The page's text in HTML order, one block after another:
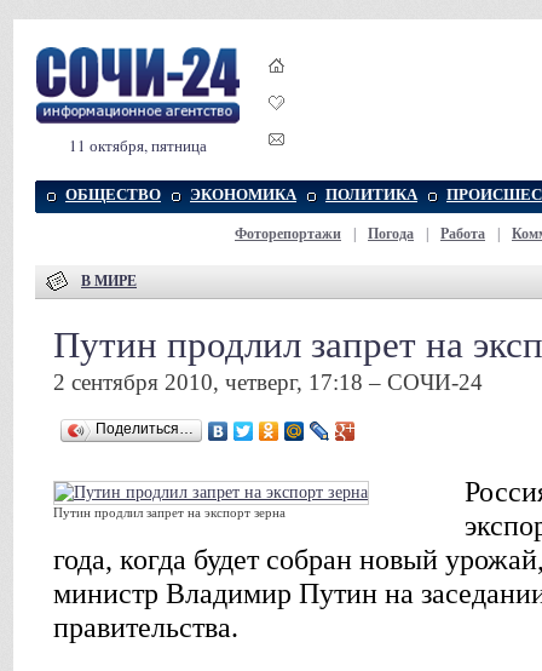
11 октября, пятница
ОБЩЕСТВО ЭКОНОМИКА ПОЛИТИКА
Фоторепортажи Погода Работа
В МИРЕ
Путин продлил запрет на
2 сентября 2010, четверг, 17:18 – СОЧИ-24
Поделиться…
Путин продлил запрет на экспорт зерна
года, когда будет собран новый
министр Владимир Путин на
правительства.